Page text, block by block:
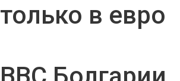
только в евро